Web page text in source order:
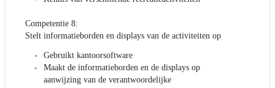
Competentie 8:
Stelt informatieborden en displays van de activiteiten op
Gebruikt kantoorsoftware
Maakt de informatieborden en de displays op
aanwijzing van de verantwoordelijke